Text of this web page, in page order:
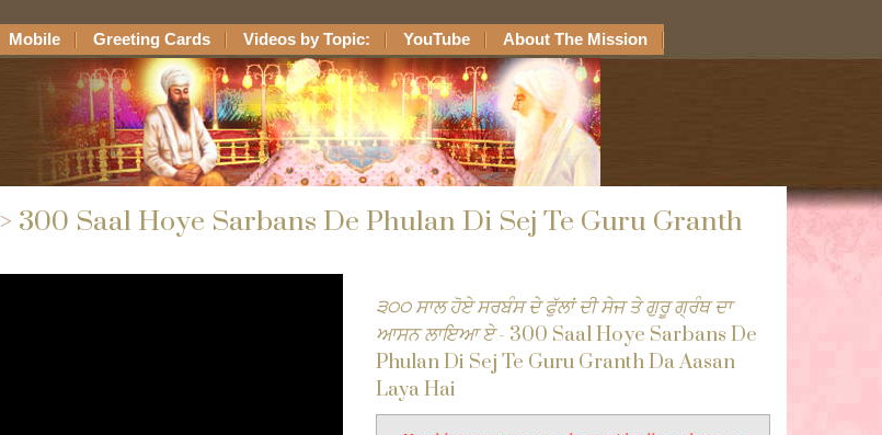
Mobile Greeting Cards Videos by Topic: YouTube About The Mission
> 300 Saal Hoye Sarbans De Phulan Di Sej Te Guru Granth
੩੦੦ ਸਾਲ ਹੋਏ ਸਰਬੰਸ ਦੇ ਫੁੱਲਾਂ ਦੀ ਸੇਜ ਤੇ ਗੁਰੂ ਗ੍ਰੰਥ ਦਾ
ਆਸਨ ਲਾਇਆ ਏ- 300 Saal Hoye Sarbans De
Phulan Di Sej Te Guru Granth Da Aasan
Laya Hai